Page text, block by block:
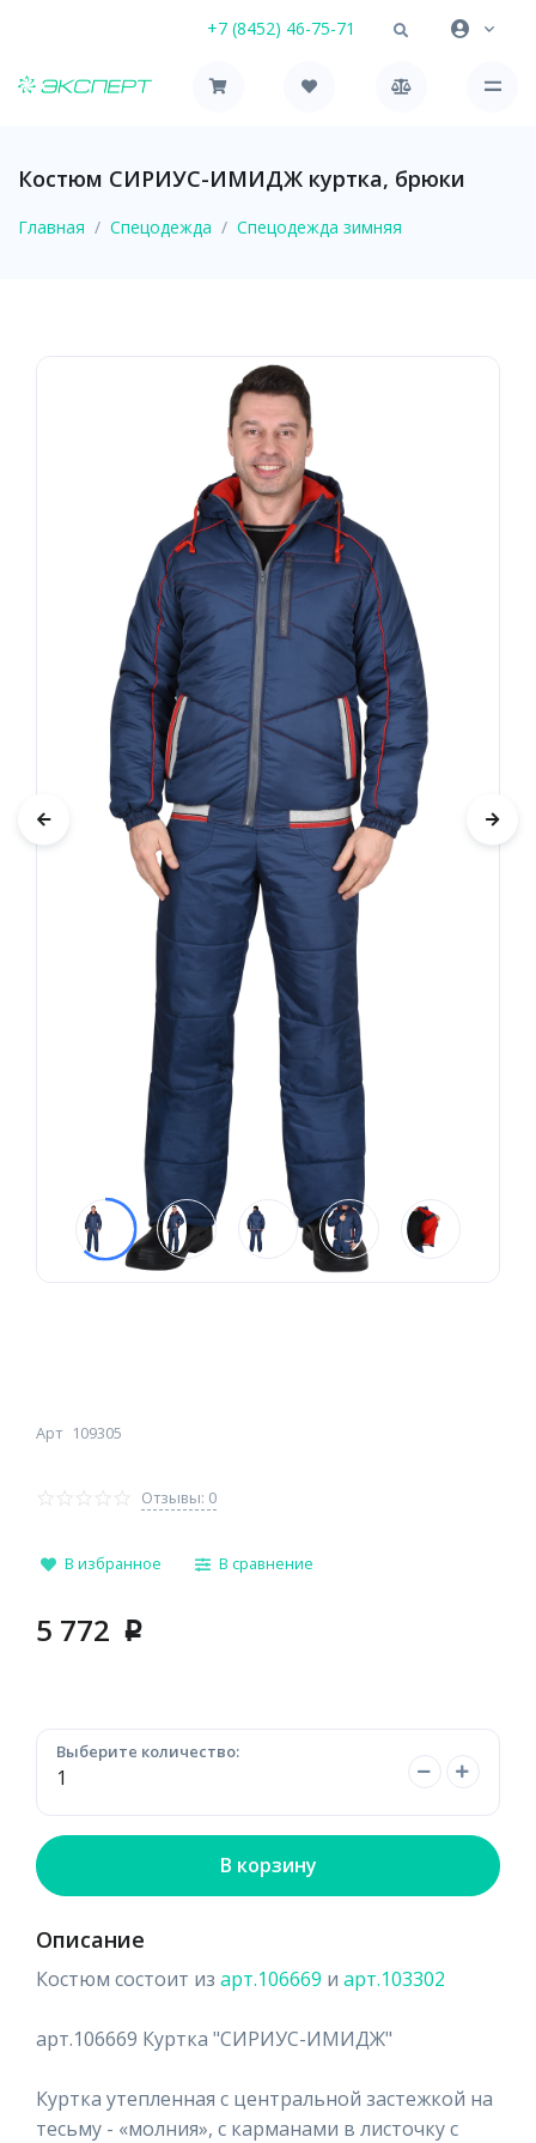
+7 (8452) 46-75-71
Костюм СИРИУС-ИМИДЖ куртка, брюки
Главная Спецодежда Спецодежда зимняя
Арт 109305
Отзывы: 0
В избранное В сравнение
5 772 p
Выберите количество:
В корзину
Описание
Костюм состоит из арт.106669 и арт.103302
арт.106669 Куртка "СИРИУС-ИМИДЖ"
Куртка утепленная с центральной застежкой на
тесьму - «молния», с карманами в листочку с